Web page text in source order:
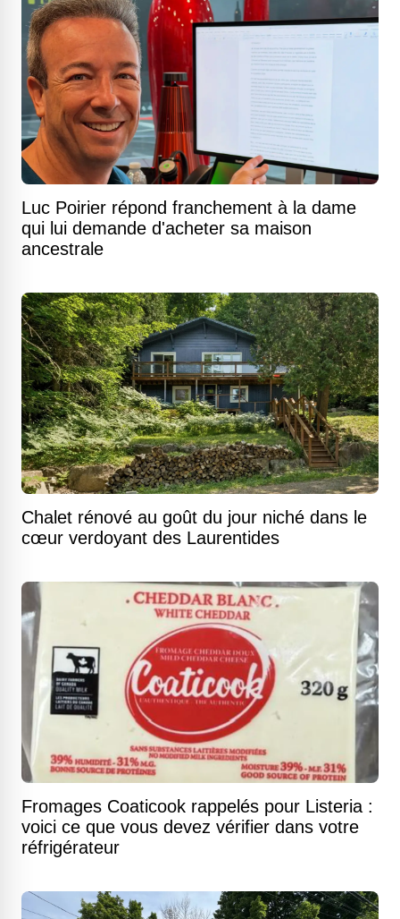
Luc Poirier répond franchement à la dame
qui lui demande d'acheter sa maison
ancestrale
Chalet rénové au goût du jour niché dans le
cœur verdoyant des Laurentides
Fromages Coaticook rappelés pour Listeria :
voici ce que vous devez vérifier dans votre
réfrigérateur